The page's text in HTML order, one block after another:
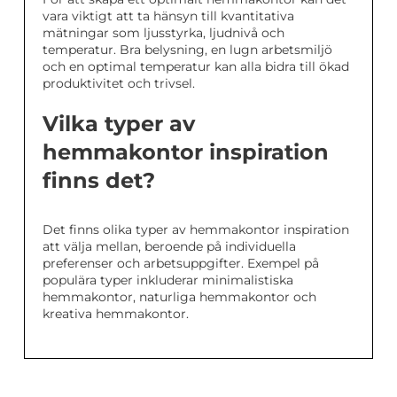
vara viktigt att ta hänsyn till kvantitativa
mätningar som ljusstyrka, ljudnivå och
temperatur. Bra belysning, en lugn arbetsmiljö
och en optimal temperatur kan alla bidra till ökad
produktivitet och trivsel.
Vilka typer av
hemmakontor inspiration
finns det?
Det finns olika typer av hemmakontor inspiration
att välja mellan, beroende på individuella
preferenser och arbetsuppgifter. Exempel på
populära typer inkluderar minimalistiska
hemmakontor, naturliga hemmakontor och
kreativa hemmakontor.